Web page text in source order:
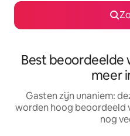
Best beoordeelde
meer
Gasten zijn unaniem:
worden hoog beoordeeld
nog